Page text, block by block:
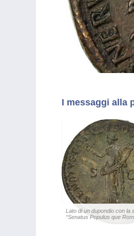
I messaggi alla
Lato di un dupondio con la
“Senatus Populus que